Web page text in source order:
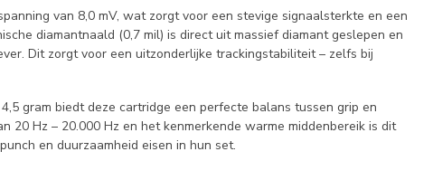
van 8,0 mV, wat zorgt voor een stevige signaalsterkte en een
diamantnaald (0,7 mil) is direct uit massief diamant geslepen en
Dit zorgt voor een uitzonderlijke trackingstabiliteit – zelfs bij
gram biedt deze cartridge een perfecte balans tussen grip en
20 Hz – 20.000 Hz en het kenmerkende warme middenbereik is dit
en duurzaamheid eisen in hun set.